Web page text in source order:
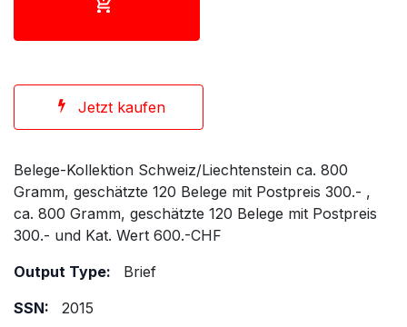
Jetzt kaufen
Belege-Kollektion Schweiz/Liechtenstein ca. 800
Gramm, geschätzte 120 Belege mit Postpreis 300.- ,
ca. 800 Gramm, geschätzte 120 Belege mit Postpreis
300.- und Kat. Wert 600.-CHF
Output Type:
Brief
SSN:
2015